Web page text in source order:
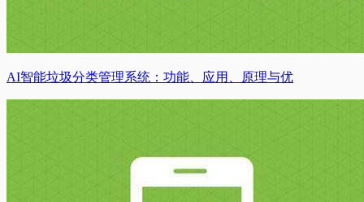
AI智能垃圾分类管理系统：功能、应用、原理与优